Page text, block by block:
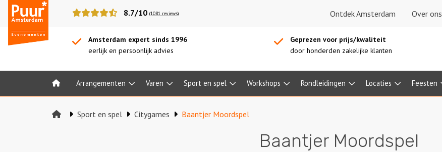
Puur*
Amsterdam
bedrijfsuitjes
8.7/10 (1081 reviews) Ontdek Amsterdam Over ons
Amsterdam expert sinds 1996
eerlijk en persoonlijk advies
Geprezen voor prijs/kwaliteit
door honderden zakelijke klanten
Home Arrangementen Varen Sport en spel Workshops Rondleidingen Locaties Feesten
Sport en spel Citygames Baantjer Moordspel
Baantjer Moordspel